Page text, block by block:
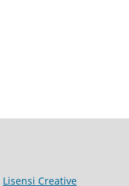
Lisensi Creative